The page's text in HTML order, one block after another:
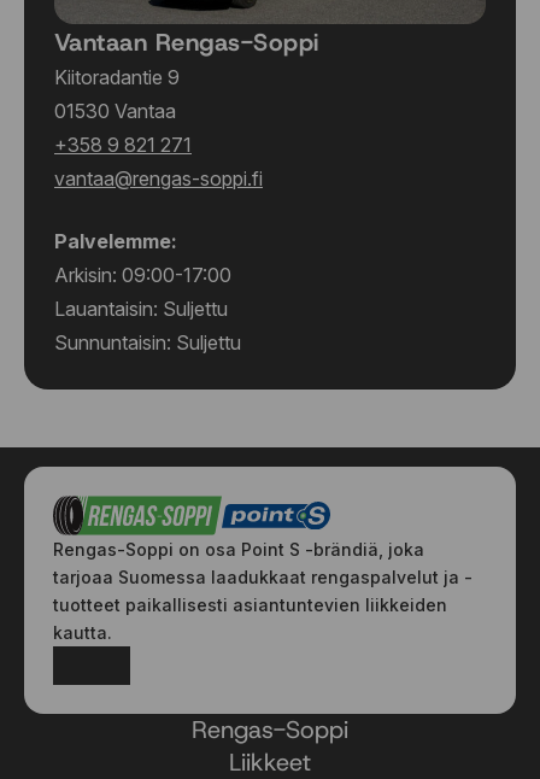
Vantaan Rengas-Soppi
Kiitoradantie 9
01530 Vantaa
+358 9 821 271
vantaa@rengas-soppi.fi
Palvelemme:
Arkisin: 09:00-17:00
Lauantaisin: Suljettu
Sunnuntaisin: Suljettu
Rengas-Soppi on osa Point S -brändiä, joka
tarjoaa Suomessa laadukkaat rengaspalvelut ja -
tuotteet paikallisesti asiantuntevien liikkeiden
kautta.
Rengas-Soppi
Liikkeet